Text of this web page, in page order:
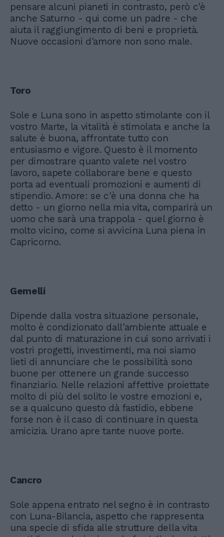
pensare alcuni pianeti in contrasto, però c'è
anche Saturno - qui come un padre - che
aiuta il raggiungimento di beni e proprietà.
Nuove occasioni d'amore non sono male.
Toro
Sole e Luna sono in aspetto stimolante con il
vostro Marte, la vitalità è stimolata e anche la
salute è buona, affrontate tutto con
entusiasmo e vigore. Questo è il momento
per dimostrare quanto valete nel vostro
lavoro, sapete collaborare bene e questo
porta ad eventuali promozioni e aumenti di
stipendio. Amore: se c'è una donna che ha
detto - un giorno nella mia vita, comparirà un
uomo che sarà una trappola - quel giorno è
molto vicino, come si avvicina Luna piena in
Capricorno.
Gemelli
Dipende dalla vostra situazione personale,
molto è condizionato dall'ambiente attuale e
dal punto di maturazione in cui sono arrivati i
vostri progetti, investimenti, ma noi siamo
lieti di annunciare che le possibilità sono
buone per ottenere un grande successo
finanziario. Nelle relazioni affettive proiettate
molto di più del solito le vostre emozioni e,
se a qualcuno questo dà fastidio, ebbene
forse non è il caso di continuare in questa
amicizia. Urano apre tante nuove porte.
Cancro
Sole appena entrato nel segno è in contrasto
con Luna-Bilancia, aspetto che rappresenta
una specie di sfida alle strutture della vita